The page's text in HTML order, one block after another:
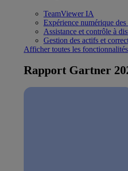
TeamViewer IA
Expérience numérique
Assistance et contrôle à
Gestion des actifs et
Afficher toutes les fonctionnalités
Rapport Gartner